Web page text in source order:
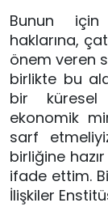
Bunun için
haklarına,
önem veren
birlikte bu
bir
ekonomik
sarf
birliğine
ifade ettim.
İlişkiler